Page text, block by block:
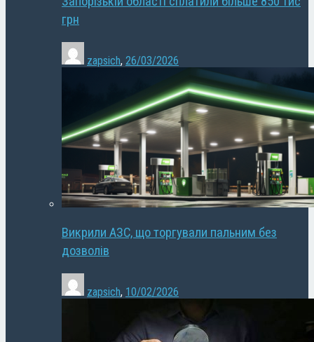
грн
zapsich, 26/03/2026
Викрили АЗС, що торгували пальним без
дозволів
zapsich, 10/02/2026